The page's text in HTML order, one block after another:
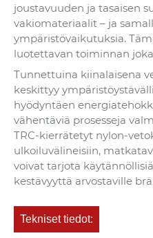
joustavuuden ja tasaisen
vakiomateriaalit – ja
ympäristövaikutuksia.
luotettavan toiminnan
Tunnettuina kiinalaisena
keskittyy
hyödyntäen
vähentäviä prosesseja
TRC-kierrätetyt nylon-
ulkoiluvälineisiin,
voivat tarjota
kestävyyttä arvostaville
Tekniset tiedot: